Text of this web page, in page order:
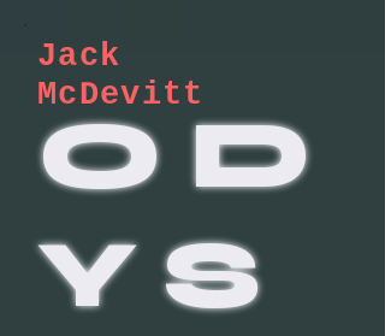
OD
YS
Jack
McDevitt